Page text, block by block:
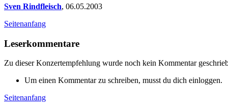
Sven Rindfleisch, 06.05.2003
Seitenanfang
Leserkommentare
Zu dieser Konzertempfehlung wurde noch kein Kommentar
Um einen Kommentar zu schreiben, musst du dich einloggen.
Seitenanfang